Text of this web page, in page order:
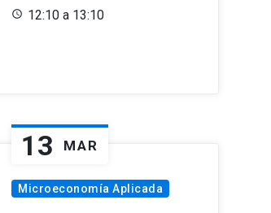
12:10 a 13:10
13 MAR
Microeconomía Aplicada